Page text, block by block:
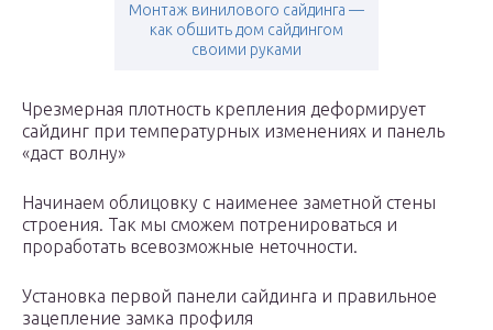
Монтаж винилового сайдинга —
как обшить дом сайдингом
своими руками
Чрезмерная плотность крепления деформирует
сайдинг при температурных изменениях и панель
«даст волну»
Начинаем облицовку с наименее заметной стены
строения. Так мы сможем потренироваться и
проработать всевозможные неточности.
Установка первой панели сайдинга и правильное
зацепление замка профиля